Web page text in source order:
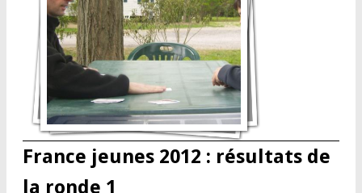
France jeunes 2012 : résultats de
la ronde 1